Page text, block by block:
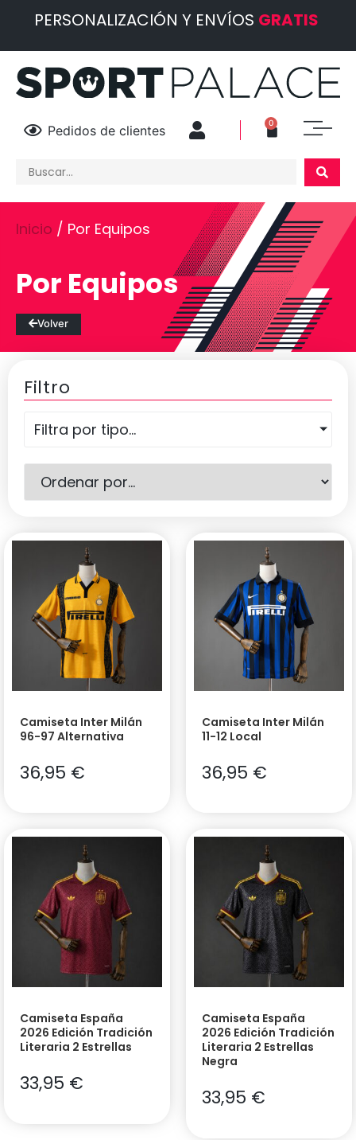
PERSONALIZACIÓN Y ENVÍOS GRATIS
Pedidos de clientes 0
Inicio / Por Equipos
Por Equipos
Volver
Filtro
Filtra por tipo...
Camiseta Inter Milán
96-97 Alternativa
36,95 €
Camiseta Inter Milán
11-12 Local
36,95 €
Camiseta España
2026 Edición Tradición
Literaria 2 Estrellas
33,95 €
Camiseta España
2026 Edición Tradición
Literaria 2 Estrellas
Negra
33,95 €